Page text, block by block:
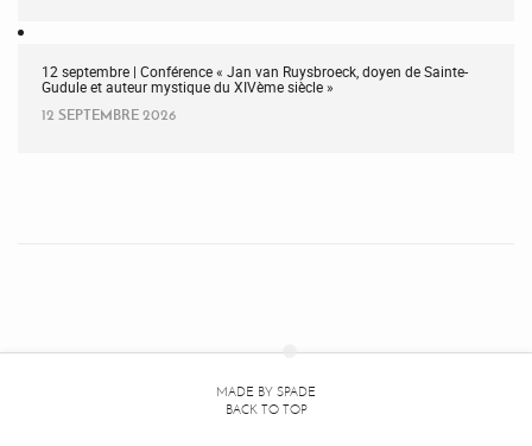
12 septembre | Conférence « Jan van Ruysbroeck, doyen de Sainte-
Gudule et auteur mystique du XIVème siècle »
12 SEPTEMBRE 2026
MADE BY SPADE
BACK TO TOP